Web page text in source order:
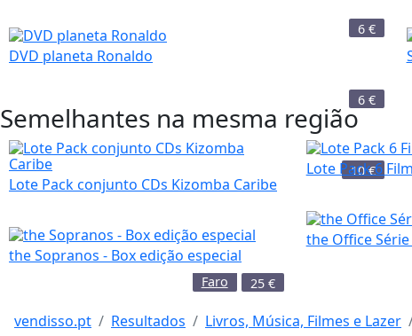
6 €
6 €
DVD planeta Ronaldo
10 €
Semelhantes na mesma região
Lote Pack conjunto CDs Kizomba Caribe
Faro 25 €
the Sopranos - Box edição especial
Lote Pack 6
the Office Série
vendisso.pt Resultados Livros, Música, Filmes e Lazer